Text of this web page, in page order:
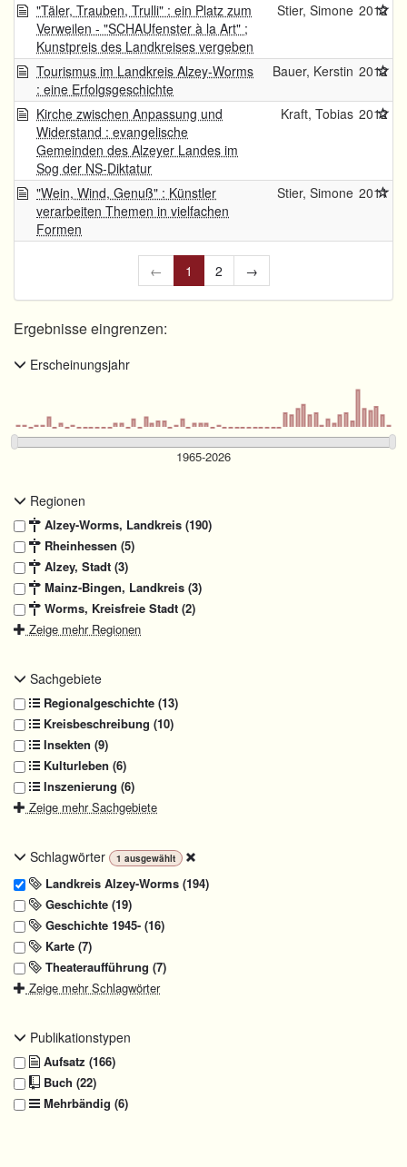
"Täler, Trauben, Trulli" : ein Platz zum
Verweilen - "SCHAUfenster à la Art" ;
Kunstpreis des Landkreises vergeben
Stier, Simone 2012
Tourismus im Landkreis Alzey-Worms
: eine Erfolgsgeschichte
Bauer, Kerstin 2012
Kirche zwischen Anpassung und
Widerstand : evangelische
Gemeinden des Alzeyer Landes im
Sog der NS-Diktatur
Kraft, Tobias 2012
"Wein, Wind, Genuß" : Künstler
verarbeiten Themen in vielfachen
Formen
Stier, Simone 2011
← 1 2 →
Ergebnisse eingrenzen:
Erscheinungsjahr
Regionen
Alzey-Worms, Landkreis (190)
Rheinhessen (5)
Alzey, Stadt (3)
Mainz-Bingen, Landkreis (3)
Worms, Kreisfreie Stadt (2)
Zeige mehr Regionen
Sachgebiete
Regionalgeschichte (13)
Kreisbeschreibung (10)
Insekten (9)
Kulturleben (6)
Inszenierung (6)
Zeige mehr Sachgebiete
Schlagwörter 1 ausgewählt
Landkreis Alzey-Worms (194)
Geschichte (19)
Geschichte 1945- (16)
Karte (7)
Theateraufführung (7)
Zeige mehr Schlagwörter
Publikationstypen
Aufsatz (166)
Buch (22)
Mehrbändig (6)